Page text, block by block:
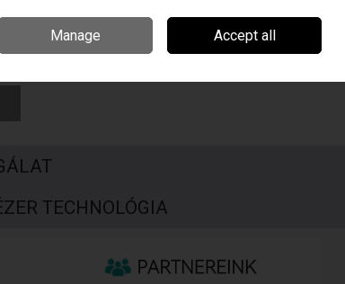
Sign in Join
TECHNOLÓGIA
Manage Accept all